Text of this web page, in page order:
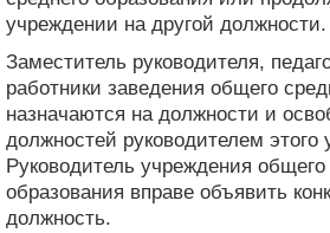
учреждении на другой должности.
Заместитель руководителя,
работники заведения общего
назначаются на должности и
должностей руководителем этого
Руководитель учреждения общего
образования вправе объявить
должность.